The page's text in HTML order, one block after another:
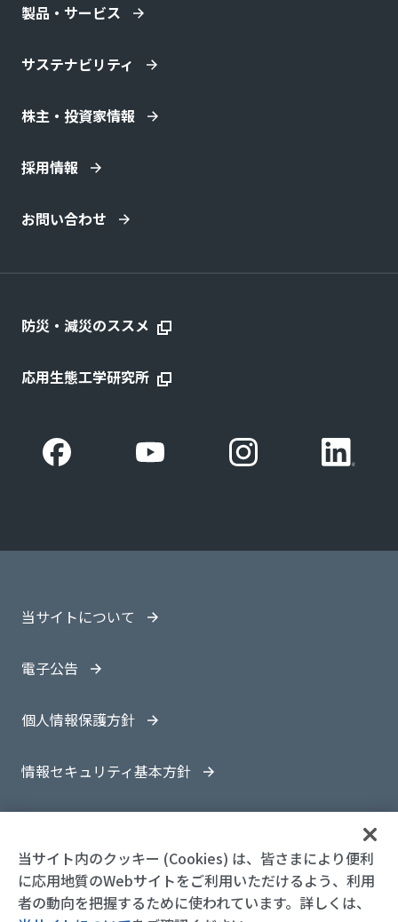
製品・サービス
サステナビリティ
株主・投資家情報
採用情報
お問い合わせ
防災・減災のススメ
応用生態工学研究所
当サイトについて
電子公告
個人情報保護方針
情報セキュリティ基本方針
当サイト内のクッキー (Cookies) は、皆さまにより便利
に応用地質のWebサイトをご利用いただけるよう、利用
者の動向を把握するために使われています。詳しくは、